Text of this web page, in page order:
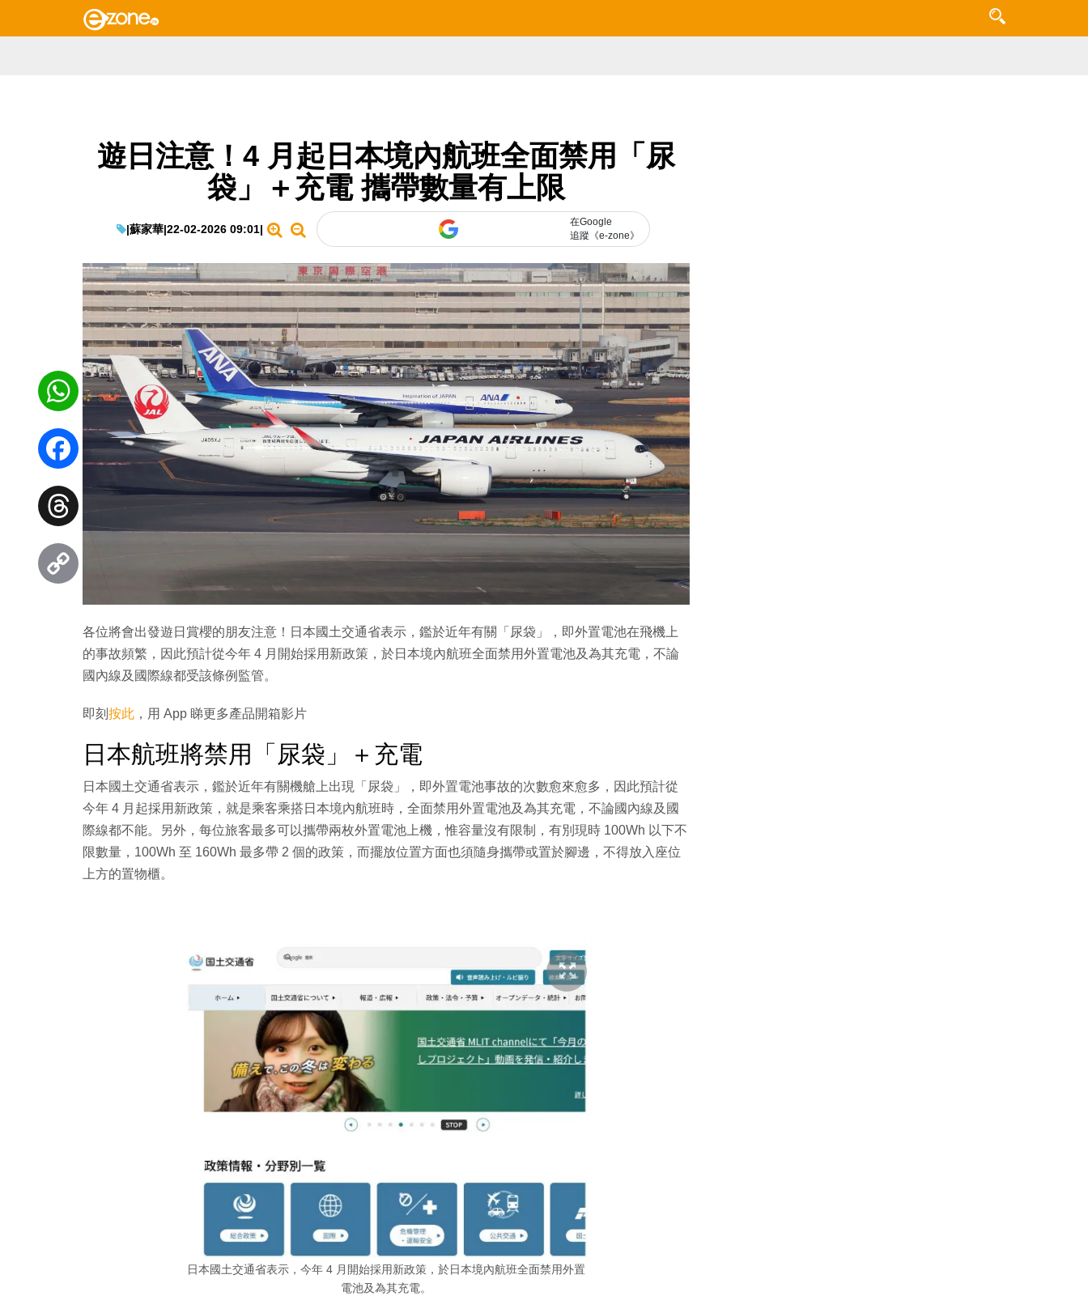
遊日注意！4 月起日本境內航班全面禁用「尿
袋」＋充電 攜帶數量有上限
|蘇家華|22-02-2026 09:01|
在Google
追蹤《e-zone》
各位將會出發遊日賞櫻的朋友注意！日本國土交通省表示，鑑於近年有關「尿袋」，即外置電池在飛機上
的事故頻繁，因此預計從今年 4 月開始採用新政策，於日本境內航班全面禁用外置電池及為其充電，不論
國內線及國際線都受該條例監管。
即刻 按此 ，用 App 睇更多產品開箱影片
日本航班將禁用「尿袋」＋充電
日本國土交通省表示，鑑於近年有關機艙上出現「尿袋」，即外置電池事故的次數愈來愈多，因此預計從
今年 4 月起採用新政策，就是乘客乘搭日本境內航班時，全面禁用外置電池及為其充電，不論國內線及國
際線都不能。另外，每位旅客最多可以攜帶兩枚外置電池上機，惟容量沒有限制，有別現時 100Wh 以下不
限數量，100Wh 至 160Wh 最多帶 2 個的政策，而擺放位置方面也須隨身攜帶或置於腳邊，不得放入座位
上方的置物櫃。
日本國土交通省表示，今年 4 月開始採用新政策，於日本境內航班全面禁用外置
電池及為其充電。
WhatsApp
Facebook
Threads
Copy
Link